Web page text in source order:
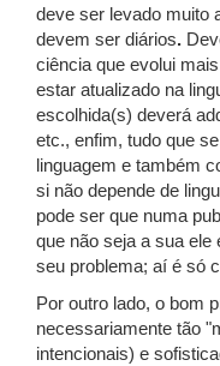
deve ser levado muito
devem ser diários.
ciência que evolui
estar atualizado na
escolhida(s) deverá
etc., enfim, tudo que
linguagem e também
si não depende de
pode ser que numa
que não seja a sua ele
seu problema; aí é só
Por outro lado, o bom
necessariamente tão
intencionais) e